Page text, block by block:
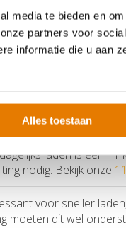
media te bieden en om
partners voor social
informatie die u aan
Alles toestaan
bepalen welk
maar ook naar
laden is een
nodig. Bekijk onze
voor sneller
moeten dit wel